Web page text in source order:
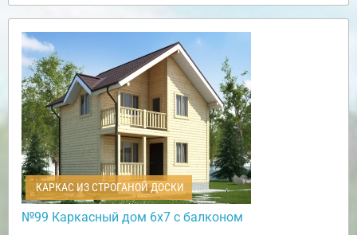
КАРКАС ИЗ СТРОГАНОЙ ДОСКИ
№99 Каркасный дом 6х7 с балконом